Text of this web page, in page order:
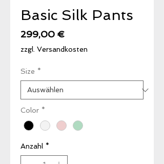
Basic Silk Pants
299,00 €Preis
zzgl. Versandkosten
Size *
Color *
Anzahl *